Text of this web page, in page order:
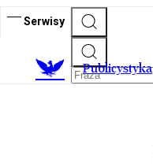
Serwisy
Publicystyka